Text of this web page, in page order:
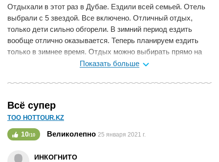
Отдыхали в этот раз в Дубае. Ездили всей семьей. Отель
выбрали с 5 звездой. Все включено. Отличный отдых,
только дети сильно обгорели. В зимний период ездить
вообще отлично оказывается. Теперь планируем ездить
только в зимнее время. Отдых можно выбирать прямо на
сайте. Позже можно съездить и оформить заказ. Можно
скидкой. Менеджеры очень вежливые, каждому клиенту
Мне нравится
Показать больше
Всё супер
ТОО HOTTOUR.KZ
10/10 Великолепно 25 января 2021 г.
ИНКОГНИТО